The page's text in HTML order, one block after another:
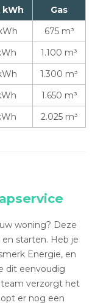
kWh
Gas
675 m³
1.100 m³
1.300 m³
1.650 m³
2.025 m³
woning? Deze
starten. Heb je
Energie, en
dit eenvoudig
verzorgt het
er nog een